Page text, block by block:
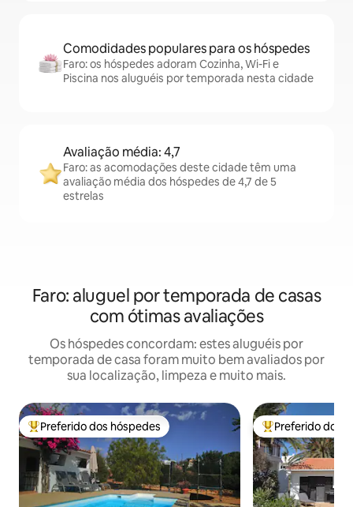
Comodidades populares para os hóspedes
Faro: os hóspedes adoram Cozinha, Wi-Fi e
Piscina nos aluguéis por temporada nesta cidade
Avaliação média: 4,7
Faro: as acomodações deste cidade têm uma
avaliação média dos hóspedes de 4,7 de 5
estrelas
Faro: aluguel por temporada de casas
com ótimas avaliações
Os hóspedes concordam: estes aluguéis por
temporada de casa foram muito bem avaliados por
sua localização, limpeza e muito mais.
Entre os melhores preferidos dos hóspedes
Preferido dos hóspedes Entre os
Preferido dos